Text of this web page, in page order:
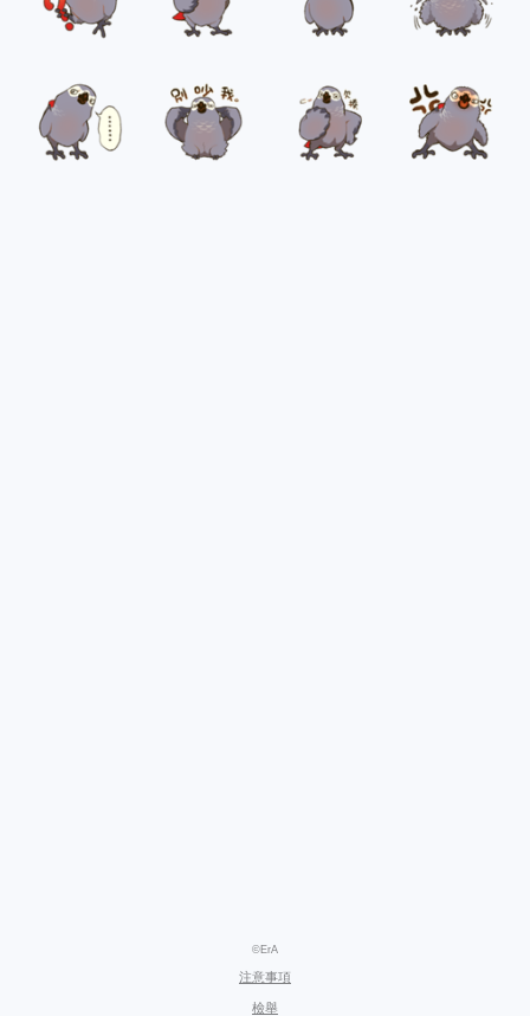
©ErA
注意事項
檢舉